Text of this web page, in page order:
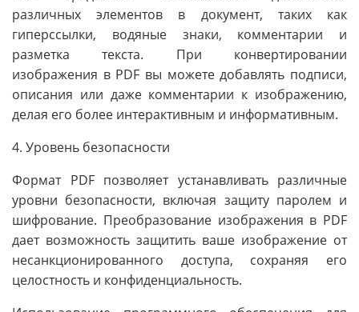
различных элементов в документ, таких как
гиперссылки, водяные знаки, комментарии и
разметка текста. При конвертировании
изображения в PDF вы можете добавлять подписи,
описания или даже комментарии к изображению,
делая его более интерактивным и информативным.
4. Уровень безопасности
Формат PDF позволяет устанавливать различные
уровни безопасности, включая защиту паролем и
шифрование. Преобразование изображения в PDF
дает возможность защитить ваше изображение от
несанкционированного доступа, сохраняя его
целостность и конфиденциальность.